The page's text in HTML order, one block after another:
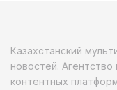
Казахстанский
новостей.
контентных